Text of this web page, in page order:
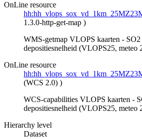
OnLine resource
1.3.0-http-get-map )
WMS-getmap VLOPS kaarten -
depositiesnelheid (VLOPS25, meteo
OnLine resource
(WCS 2.0) )
WCS-capabilities VLOPS kaarten -
depositiesnelheid (VLOPS25, meteo
Hierarchy level
Dataset